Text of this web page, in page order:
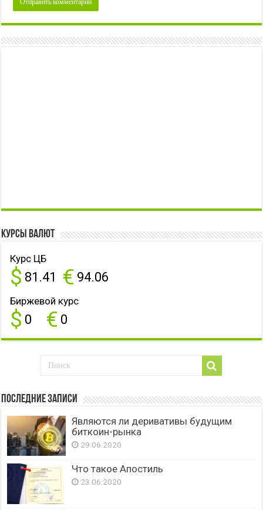
Курсы валют
Курс ЦБ
$ 81.41 € 94.06
Биржевой курс
$ 0 € 0
Последние записи
Являются ли деривативы будущим
биткоин-рынка
29.06.2020
Что такое Апостиль
23.06.2020